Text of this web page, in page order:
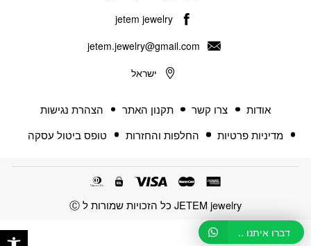
אודות צרו קשר תקנון האתר
הצהרת נגישות
מדיניות פרטיות
החלפות והחזרות טופס ביטול עסקה
jetem jewelry
jetem.jewelry@gmail.com
ישראל
JETEM jewelry כל הזכויות שמורות ל Ⓒ
דברו איתנו ..